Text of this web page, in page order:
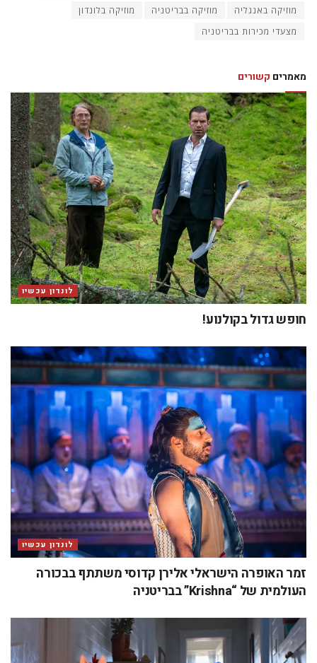
מוזיקה באנגליה
מוזיקה בבריטניה
מוזיקה בלונדון
מצעדי מכירות בבריטניה
מאמרים קשורים
לונדון עכשיו
חופש גדול בקולנוע!
לונדון עכשיו
זמר האופרה הישראלי אלירן קדוסי משתתף בבכורה
העולמית של “Krishna” בבריטניה